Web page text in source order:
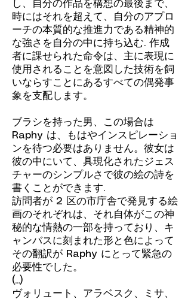
し、自分の作品を構想の最後まで、
時にはそれを超えて、自分のアプロ
ーチの本質的な推進力である精神的
な強さを自分の中に持ち込む. 作成
者に課せられた命令は、主に表現に
使用されることを意図した技術を飼
いならすことにあるすべての偶発事
象を支配します。
ブラシを持った男、この場合は
Raphy は、もはやインスピレーショ
ンを待つ必要はありません。彼女は
彼の中にいて、具現化されたジェス
チャーのシンプルさで彼の絵の詩を
書くことができます.
訪問者が 2 区の市庁舎で発見する絵
画のそれぞれは、それ自体がこの神
秘的な情熱の一部を持っており、キ
ャンバスに刻まれた形と色によって
その翻訳が Raphy にとって緊急の
必要性でした。
(...)
ヴォリュート、アラベスク、ミサ、